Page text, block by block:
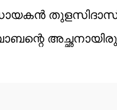
അച്ഛനായിരുന്നു